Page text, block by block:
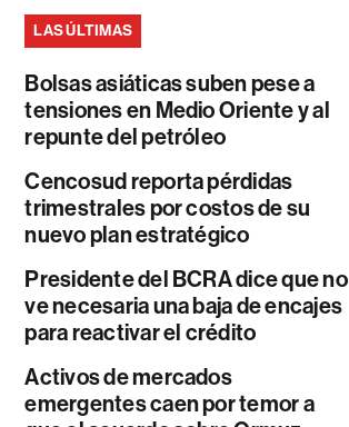
LAS ÚLTIMAS
Bolsas asiáticas suben pese a
tensiones en Medio Oriente y al
repunte del petróleo
Cencosud reporta pérdidas
trimestrales por costos de su
nuevo plan estratégico
Presidente del BCRA dice que no
ve necesaria una baja de encajes
para reactivar el crédito
Activos de mercados
emergentes caen por temor a